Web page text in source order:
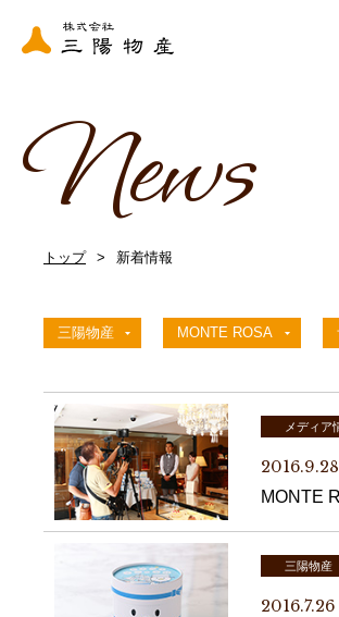
News
トップ 新着情報
三陽物産 MONTE ROSA
メディア
2016.9.28
MONTE
三陽物産
2016.7.26